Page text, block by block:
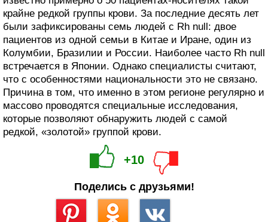
крайне редкой группы крови. За последние десять лет
были зафиксированы семь людей с Rh null: двое
пациентов из одной семьи в Китае и Иране, один из
Колумбии, Бразилии и России. Наиболее часто Rh null
встречается в Японии. Однако специалисты считают,
что с особенностями национальности это не связано.
Причина в том, что именно в этом регионе регулярно и
массово проводятся специальные исследования,
которые позволяют обнаружить людей с самой
редкой, «золотой» группой крови.
+10
Поделись с друзьями!